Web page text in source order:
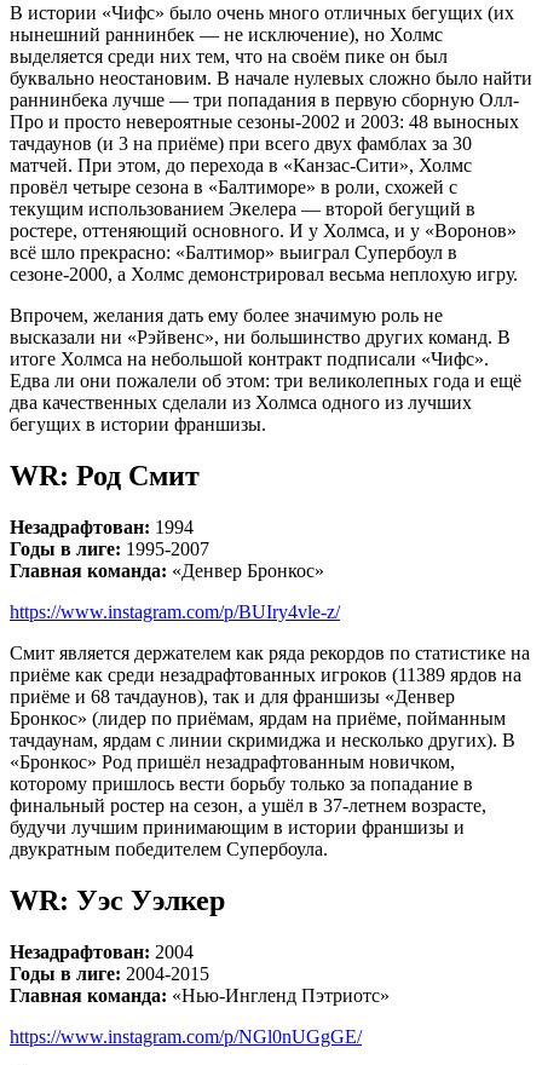
В истории «Чифс» было очень много отличных бегущих (их
нынешний раннинбек — не исключение), но Холмс
выделяется среди них тем, что на своём пике он был
буквально неостановим. В начале нулевых сложно было найти
раннинбека лучше — три попадания в первую сборную Олл-
Про и просто невероятные сезоны-2002 и 2003: 48 выносных
тачдаунов (и 3 на приёме) при всего двух фамблах за 30
матчей. При этом, до перехода в «Канзас-Сити», Холмс
провёл четыре сезона в «Балтиморе» в роли, схожей с
текущим использованием Экелера — второй бегущий в
ростере, оттеняющий основного. И у Холмса, и у «Воронов»
всё шло прекрасно: «Балтимор» выиграл Супербоул в
сезоне-2000, а Холмс демонстрировал весьма неплохую игру.
Впрочем, желания дать ему более значимую роль не
высказали ни «Рэйвенс», ни большинство других команд. В
итоге Холмса на небольшой контракт подписали «Чифс».
Едва ли они пожалели об этом: три великолепных года и ещё
два качественных сделали из Холмса одного из лучших
бегущих в истории франшизы.
WR: Род Смит
Незадрафтован: 1994
Годы в лиге: 1995-2007
Главная команда: «Денвер Бронкос»
https://www.instagram.com/p/BUIry4vle-z/
Смит является держателем как ряда рекордов по статистике на
приёме как среди незадрафтованных игроков (11389 ярдов на
приёме и 68 тачдаунов), так и для франшизы «Денвер
Бронкос» (лидер по приёмам, ярдам на приёме, пойманным
тачдаунам, ярдам с линии скримиджа и несколько других). В
«Бронкос» Род пришёл незадрафтованным новичком,
которому пришлось вести борьбу только за попадание в
финальный ростер на сезон, а ушёл в 37-летнем возрасте,
будучи лучшим принимающим в истории франшизы и
двукратным победителем Супербоула.
WR: Уэс Уэлкер
Незадрафтован: 2004
Годы в лиге: 2004-2015
Главная команда: «Нью-Ингленд Пэтриотс»
https://www.instagram.com/p/NGl0nUGgGE/